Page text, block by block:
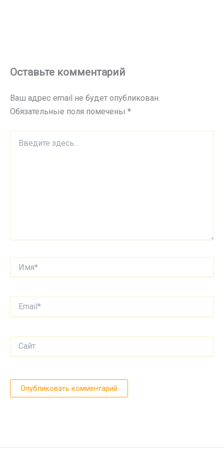
Оставьте комментарий
Ваш адрес email не будет опубликован.
Обязательные поля помечены *
здесь...